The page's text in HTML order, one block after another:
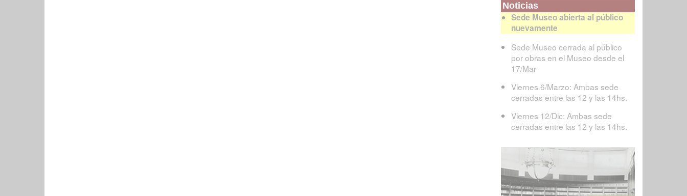
Noticias
Sede Museo abierta al público
nuevamente
Sede Museo cerrada al público
por obras en el Museo desde el
17/Mar
Viernes 6/Marzo: Ambas sede
cerradas entre las 12 y las 14hs.
Viernes 12/Dic: Ambas sede
cerradas entre las 12 y las 14hs.